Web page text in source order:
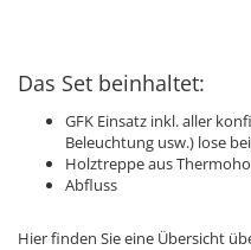
Das Set beinhaltet:
GFK Einsatz inkl. aller
Beleuchtung usw.) lose
​Holztreppe aus
Abfluss
Hier finden Sie eine Übersicht